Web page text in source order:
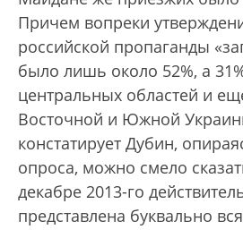
Причем вопреки
российской пропаганды
было лишь около 52%, а
центральных областей и
Восточной и Южной
констатирует Дубин,
опроса, можно смело
декабре 2013-го
представлена буквально